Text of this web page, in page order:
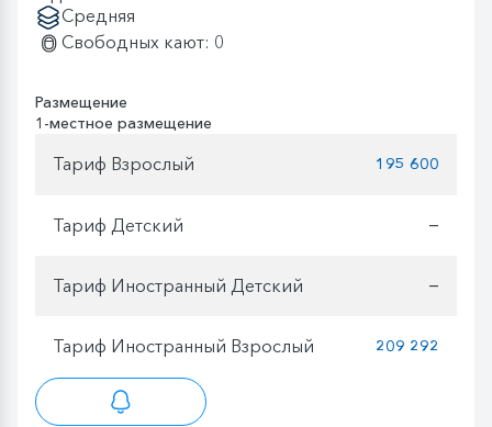
Средняя
Свободных кают: 0
Размещение
1-местное размещение
Тариф Взрослый 195 600
Тариф Детский —
Тариф Иностранный Детский —
Тариф Иностранный Взрослый 209 292